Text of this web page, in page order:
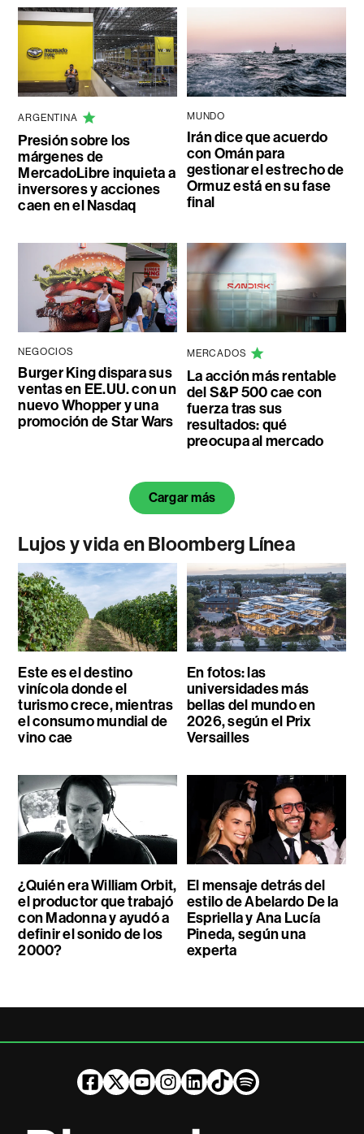
ARGENTINA
Presión sobre los
márgenes de
MercadoLibre inquieta a
inversores y acciones
caen en el Nasdaq
MUNDO
Irán dice que acuerdo
con Omán para
gestionar el estrecho de
Ormuz está en su fase
final
NEGOCIOS
Burger King dispara sus
ventas en EE.UU. con un
nuevo Whopper y una
promoción de Star Wars
MERCADOS
La acción más rentable
del S&P 500 cae con
fuerza tras sus
resultados: qué
preocupa al mercado
Cargar más
Lujos y vida en Bloomberg Línea
Este es el destino
vinícola donde el
turismo crece, mientras
el consumo mundial de
vino cae
En fotos: las
universidades más
bellas del mundo en
2026, según el Prix
Versailles
¿Quién era William Orbit,
el productor que trabajó
con Madonna y ayudó a
definir el sonido de los
2000?
El mensaje detrás del
estilo de Abelardo De la
Espriella y Ana Lucía
Pineda, según una
experta